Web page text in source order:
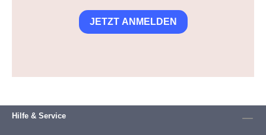
JETZT ANMELDEN
Hilfe & Service